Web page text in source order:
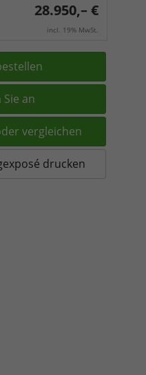
28.950,– €
incl. 19% MwSt.
an
vergleichen
drucken